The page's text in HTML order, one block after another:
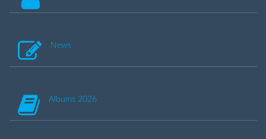
News
Albums 2026